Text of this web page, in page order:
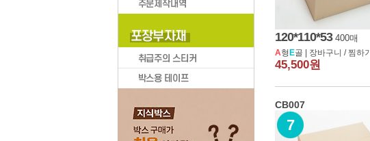
택배
의류/신발
화장품/액세서리
이삿짐/생활용품
스포츠용품/현수막
택배
120*110*53 400매
A형 E골 | 장바구니 /찜하기
45,500원
CB007
7